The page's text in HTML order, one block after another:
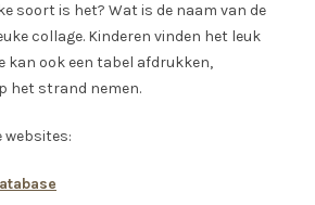
soort is het? Wat is de naam van de
collage. Kinderen vinden het leuk
kan ook een tabel afdrukken,
het strand nemen.
websites: